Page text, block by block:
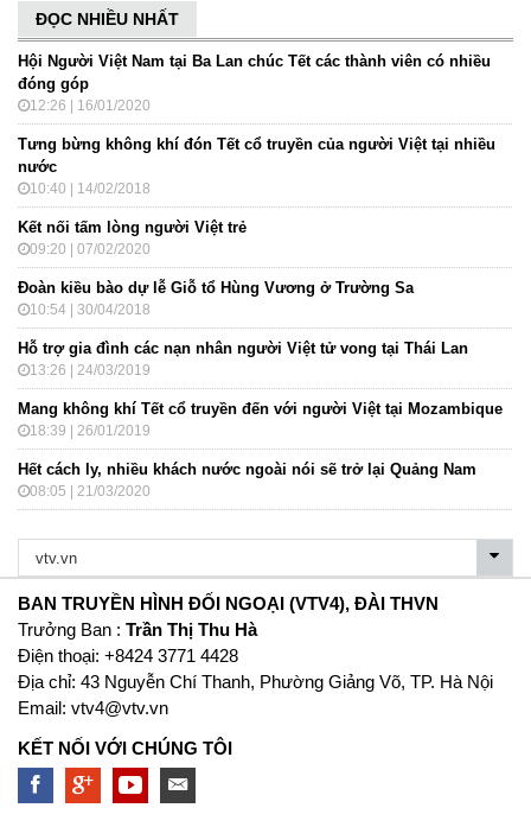
ĐỌC NHIỀU NHẤT
Hội Người Việt Nam tại Ba Lan chúc Tết các thành viên có nhiều
đóng góp
12:26 | 16/01/2020
Tưng bừng không khí đón Tết cổ truyền của người Việt tại nhiều
nước
10:40 | 14/02/2018
Kết nối tấm lòng người Việt trẻ
09:20 | 07/02/2020
Đoàn kiều bào dự lễ Giỗ tổ Hùng Vương ở Trường Sa
10:54 | 30/04/2018
Hỗ trợ gia đình các nạn nhân người Việt tử vong tại Thái Lan
13:26 | 24/03/2019
Mang không khí Tết cổ truyền đến với người Việt tại Mozambique
18:39 | 26/01/2019
Hết cách ly, nhiều khách nước ngoài nói sẽ trở lại Quảng Nam
08:05 | 21/03/2020
BAN TRUYỀN HÌNH ĐỐI NGOẠI (VTV4), ĐÀI THVN
Trưởng Ban : Trần Thị Thu Hà
Ðiện thoại: +8424 3771 4428
Địa chỉ: 43 Nguyễn Chí Thanh, Phường Giảng Võ, TP. Hà Nội
Email: vtv4@vtv.vn
KẾT NỐI VỚI CHÚNG TÔI